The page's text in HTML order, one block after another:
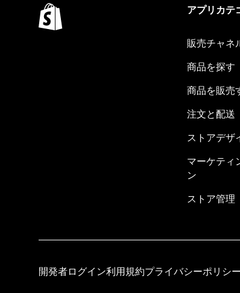
アプリカテ
販売チャネ
商品を探す
商品を販売
注文と配送
ストアデザ
マーケティ
ン
ストア管理
開発者ログイン利用規約プライバシーポリシー